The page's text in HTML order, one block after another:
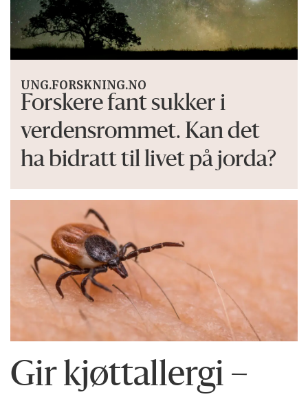
UNG.FORSKNING.NO
Forskere fant sukker i
verdensrommet. Kan det
ha bidratt til livet på jorda?
Gir kjøttallergi –